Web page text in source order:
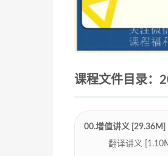
课程文件目录：
00.增值讲义 [29.36M]
翻译讲义